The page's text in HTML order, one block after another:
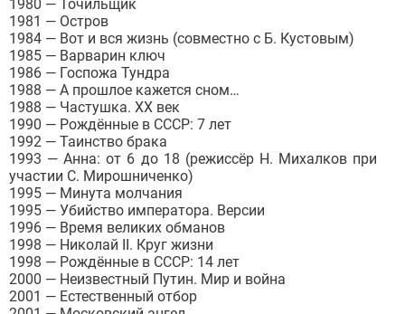
1980 — Точильщик
1981 — Остров
1984 — Вот и вся жизнь (совместно с Б. Кустовым)
1985 — Варварин ключ
1986 — Госпожа Тундра
1988 — А прошлое кажется сном…
1988 — Частушка. ХХ век
1990 — Рождённые в СССР: 7 лет
1992 — Таинство брака
1993 — Анна: от 6 до 18 (режиссёр Н. Михалков при
участии С. Мирошниченко)
1995 — Минута молчания
1995 — Убийство императора. Версии
1996 — Время великих обманов
1998 — Николай ІІ. Круг жизни
1998 — Рождённые в СССР: 14 лет
2000 — Неизвестный Путин. Мир и война
2001 — Естественный отбор